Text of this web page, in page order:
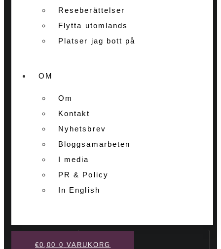
Reseberättelser
Flytta utomlands
Platser jag bott på
OM
Om
Kontakt
Nyhetsbrev
Bloggsamarbeten
I media
PR & Policy
In English
Sök
€0,00 0 VARUKORG